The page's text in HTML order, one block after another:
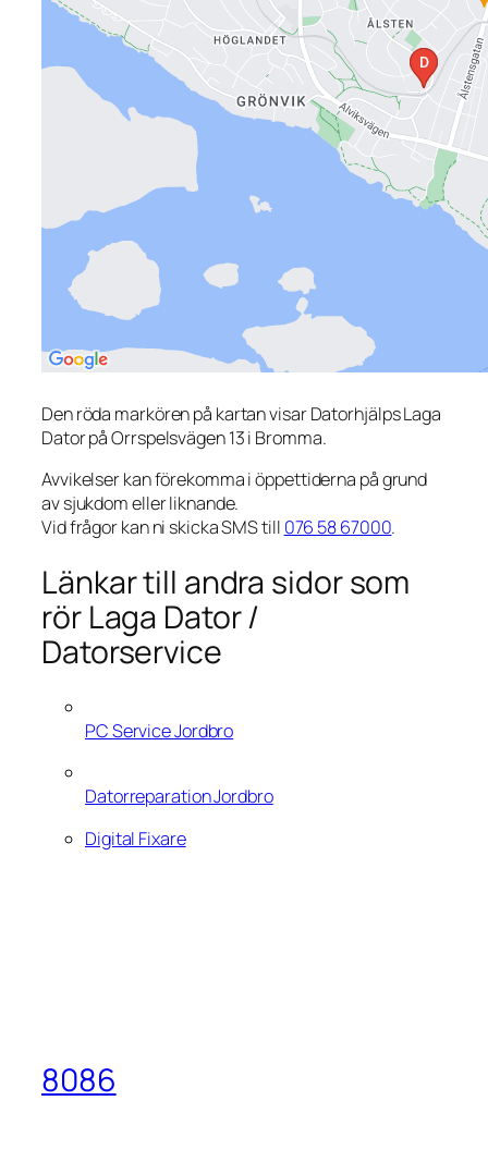
Den röda markören på kartan visar Datorhjälps Laga
Dator på Orrspelsvägen 13 i Bromma.
Avvikelser kan förekomma i öppettiderna på grund
av sjukdom eller liknande.
Vid frågor kan ni skicka SMS till 076 58 67000.
Länkar till andra sidor som
rör Laga Dator /
Datorservice
PC Service Jordbro
Datorreparation Jordbro
Digital Fixare
8086